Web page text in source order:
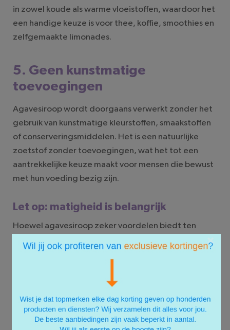
in zowel koude als warme vloeistoffen, waardoor het
een handige keuze is voor thee, koffie, smoothies en
zelfgemaakte limonades.
5. Geen kunstmatige
toevoegingen
Agavesiroop wordt doorgaans verwerkt zonder het
gebruik van kunstmatige kleurstoffen, smaakstoffen
of conserveringsmiddelen. Het is een natuurlijke
zoetstof zonder toevoegingen, wat het tot een
aantrekkelijke keuze maakt voor mensen die bewust
met hun voeding bezig zijn.
Let op: matigheid is belangrijk
Hoewel agavesiroop zeker voordelen biedt ten
belangrijk om ermee om te gaan met matigheid. Het
kan leiden tot gezondheidsproblemen, zoals
gewichtstoename en bloedsuikerproblemen. Het is
essentieel om agavesiroop te gebruiken als
onderdeel van een gebalanceerd dieet en je totale
×